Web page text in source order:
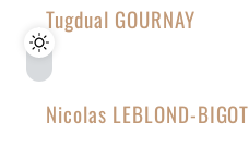
Tugdual GOURNAY
Nicolas LEBLOND-BIGOT